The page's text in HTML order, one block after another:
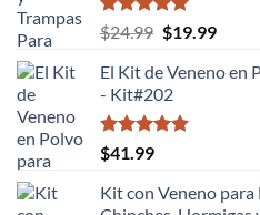
Valorado
con
de 5
$24.99 El
original
era:
$24.99.
$19.99El
El Kit de Veneno en
- Kit#202
Valorado
con
de 5
$41.99
Kit con Veneno para